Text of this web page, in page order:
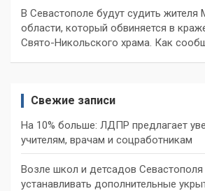
В Севастополе будут судить жителя
области, который обвиняется в
Свято-Никольского храма. Как
Свежие записи
На 10% больше: ЛДПР предлагает
учителям, врачам и соцработникам
Возле школ и детсадов Севастополя
устанавливать дополнительные